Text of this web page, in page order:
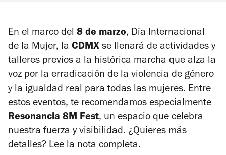
En el marco del 8 de marzo, Día Internacional
de la Mujer, la CDMX se llenará de actividades y
talleres previos a la histórica marcha que alza la
voz por la erradicación de la violencia de género
y la igualdad real para todas las mujeres. Entre
estos eventos, te recomendamos especialmente
Resonancia 8M Fest, un espacio que celebra
nuestra fuerza y visibilidad. ¿Quieres más
detalles? Lee la nota completa.